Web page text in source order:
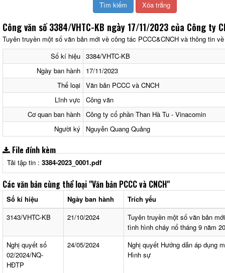
Công văn số 3384/VHTC-KB ngày 17/11/2023 của Công ty
Tuyên truyền một số văn bản mới về công tác PCCC&CNCH và thông tin
Số kí hiệu 3384/VHTC-KB
Ngày ban hành
17/11/2023
Thể loại Văn bản PCCC và CNCH
Lĩnh vực
Công văn
Cơ quan ban hành Công ty cổ phần Than Hà Tu - Vinacomin
Người ký
Nguyễn Quang Quảng
File đính kèm
Tải tập tin : 3384-2023_0001.pdf
Các văn bản cùng thể loại "Văn bản PCCC và CNCH"
Số kí hiệu Ngày ban hành
Trích yếu
3143/VHTC-KB
21/10/2024
Tuyên truyền một số văn bản
tình hình cháy nổ tháng 9 năm
Nghị quyết số
02/2024/NQ-
HĐTP
24/05/2024
Nghị quyết Hướng dẫn áp dụng
Hình sự